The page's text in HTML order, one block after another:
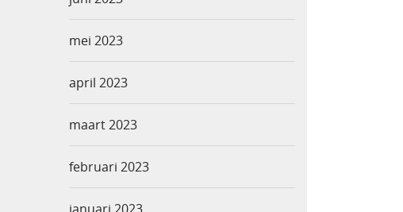
mei 2023
april 2023
maart 2023
februari 2023